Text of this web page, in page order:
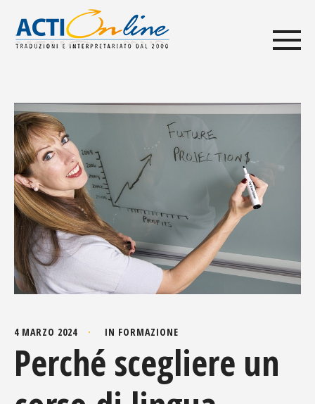
4 MARZO 2024 IN FORMAZIONE
Perché scegliere un